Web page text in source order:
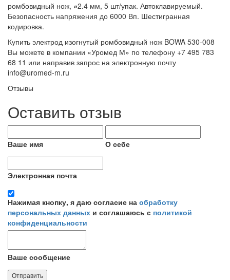
ромбовидный нож, ⌀2.4 мм, 5 шт/упак. Автоклавируемый.
Безопасность напряжения до 6000 Вп. Шестигранная
кодировка.
Купить электрод изогнутый ромбовидный нож BOWA 530-008
Вы можете в компании «Уромед М» по телефону +7 495 783
68 11 или направив запрос на электронную почту
info@uromed-m.ru
Отзывы
Оставить отзыв
Ваше имя О себе
Электронная почта
Нажимая кнопку, я даю согласие на обработку
персональных данных и соглашаюсь с политикой
конфиденциальности
Ваше сообщение
Отправить